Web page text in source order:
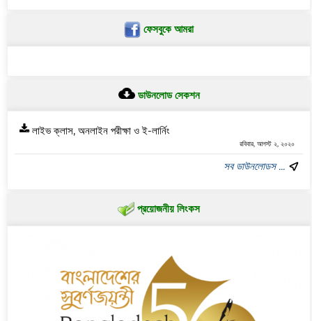
ফেসবুকে আমরা
ডাউনলোড সেকশন
লাইভ ক্লাস, অনলাইন পরীক্ষা ও ই-লার্নিং
রবিবার, আগস্ট ২, ২০২০
সব ডাউনলোডস ...
প্রয়োজনীয় লিংকস